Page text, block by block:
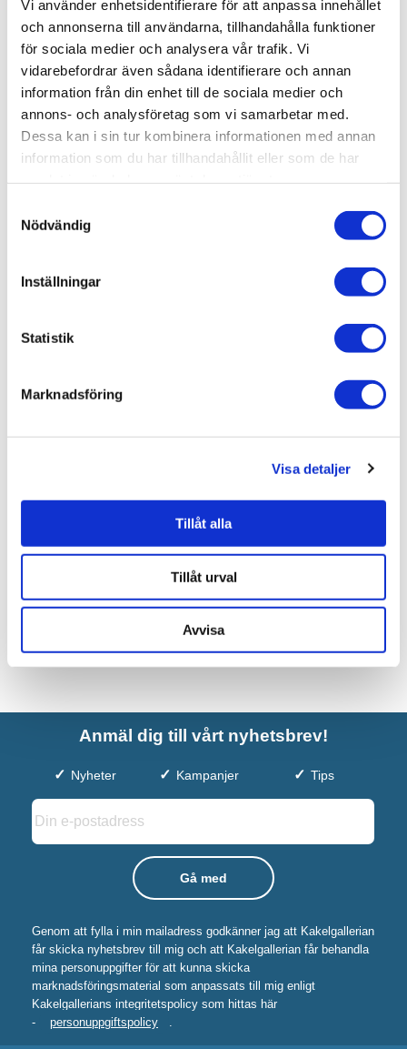
Vi använder enhetsidentifierare för att anpassa innehållet
och annonserna till användarna, tillhandahålla funktioner
för sociala medier och analysera vår trafik. Vi
vidarebefordrar även sådana identifierare och annan
information från din enhet till de sociala medier och
annons- och analysföretag som vi samarbetar med.
Dessa kan i sin tur kombinera informationen med annan
information som du har tillhandahållit eller som de har
Nödvändig
Inställningar
Statistik
Marknadsföring
Visa detaljer
Tillåt alla
Tillåt urval
Avvisa
Visa fler(13 mer)
SKU / artikelnummer: MK3L39-BB
Relaterade kategorier
ättställsskåp
Varumärken / Björbo Badrum / Badrumsmöbler /
Kom
mod & tvättställsskåp
Liknande produkter
2.990 kr
2.093 kr
Anmäl dig till vårt nyhetsbrev!
Nyheter Kampanjer Tips
Genom att fylla i min mailadress godkänner jag att Kakelgallerian
får skicka nyhetsbrev till mig och att Kakelgallerian får behandla
mina personuppgifter för att kunna skicka
marknadsföringsmaterial som anpassats till mig enligt
Kakelgallerians integritetspolicy som hittas här
-
personuppgiftspolicy .